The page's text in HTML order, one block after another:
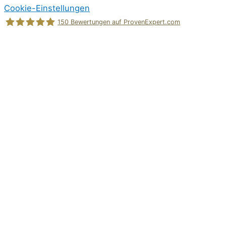
Cookie-Einstellungen
150 Bewertungen auf ProvenExpert.com